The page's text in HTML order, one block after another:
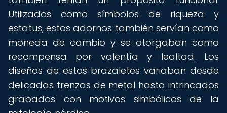
Utilizados como símbolos de riqueza y
estatus, estos adornos también servían como
moneda de cambio y se otorgaban como
recompensa por valentía y lealtad. Los
diseños de estos brazaletes variaban desde
delicadas trenzas de metal hasta intrincados
grabados con motivos simbólicos de la